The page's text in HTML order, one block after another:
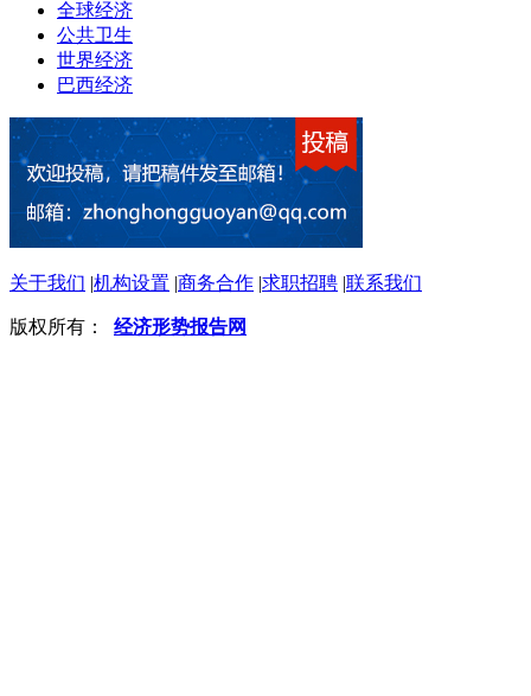
全球经济
公共卫生
世界经济
巴西经济
关于我们 |机构设置 |商务合作 |求职招聘 |联系我们
版权所有： 经济形势报告网